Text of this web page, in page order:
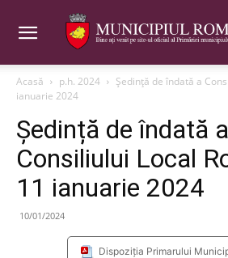
Acasă p.h. 2024
Ședință de îndată a
ianuarie 2024
Ședință de îndată a
Consiliului Local
11 ianuarie 2024
10/01/2024
Dispoziția Primarului